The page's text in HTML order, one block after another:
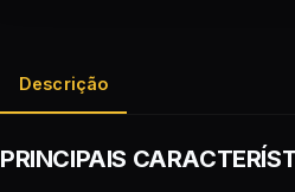
Descrição
PRINCIPAIS